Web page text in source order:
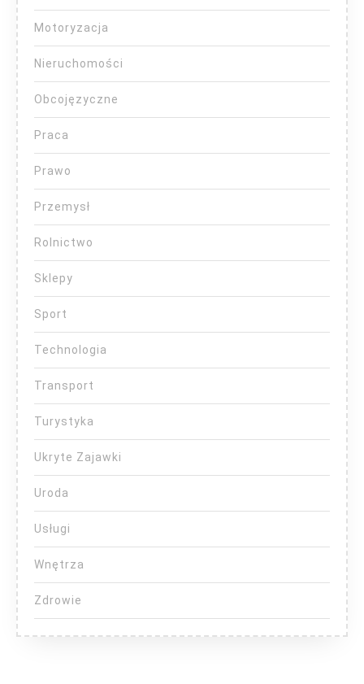
Motoryzacja
Nieruchomości
Obcojęzyczne
Praca
Prawo
Przemysł
Rolnictwo
Sklepy
Sport
Technologia
Transport
Turystyka
Ukryte Zajawki
Uroda
Usługi
Wnętrza
Zdrowie